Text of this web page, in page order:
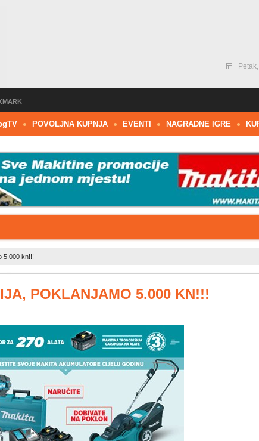
TV POVOLJNA KUPNJA EVENTI NAGRADNE IGRE
5.000 kn!!!
POKLANJAMO 5.000 KN!!!